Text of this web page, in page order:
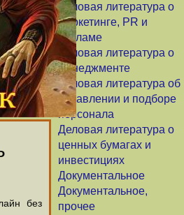
Деловая литература о
маркетинге, PR и
рекламе
Деловая литература о
менеджменте
Деловая литература об
управлении и подборе
персонала
Деловая литература о
ценных бумагах и
инвестициях
Документальное
Документальное,
прочее
без